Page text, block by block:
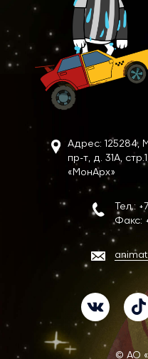
Адрес: 125284,
пр-т, д. 31А, стр.1,
«МонАрх»
Тел.:
Факс:
VK
© АО